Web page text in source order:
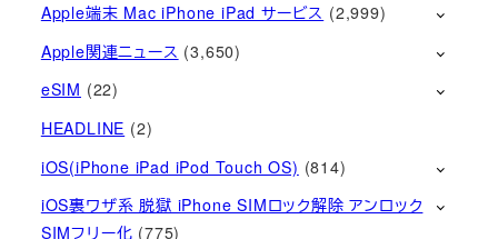
Apple端末 Mac iPhone iPad サービス (2,999)
Apple関連ニュース (3,650)
eSIM (22)
HEADLINE (2)
iOS(iPhone iPad iPod Touch OS) (814)
iOS裏ワザ系 脱獄 iPhone SIMロック解除 アンロック
SIMフリー化 (775)